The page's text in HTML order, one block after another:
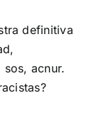
definitiva
acnur.